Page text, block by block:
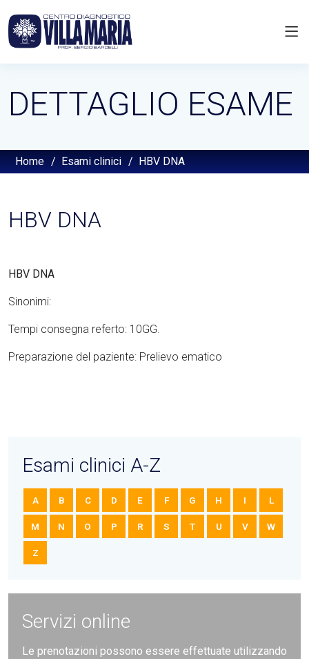
DETTAGLIO ESAME
Home / Esami clinici / HBV DNA
HBV DNA
HBV DNA
Sinonimi:
Tempi consegna referto: 10GG.
Preparazione del paziente: Prelievo ematico
Esami clinici A-Z
A B C D E F G H I L
M N O P R S T U V W
Z
Servizi online
Le prenotazioni possono essere effettuate utilizzando